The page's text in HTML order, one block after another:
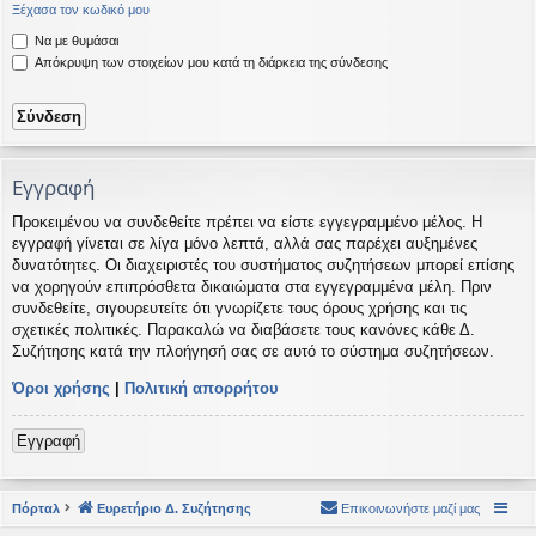
Ξέχασα τον κωδικό μου
Να με θυμάσαι
Απόκρυψη των στοιχείων μου κατά τη διάρκεια της σύνδεσης
Εγγραφή
Προκειμένου να συνδεθείτε πρέπει να είστε εγγεγραμμένο μέλος. Η
εγγραφή γίνεται σε λίγα μόνο λεπτά, αλλά σας παρέχει αυξημένες
δυνατότητες. Οι διαχειριστές του συστήματος συζητήσεων μπορεί επίσης
να χορηγούν επιπρόσθετα δικαιώματα στα εγγεγραμμένα μέλη. Πριν
συνδεθείτε, σιγουρευτείτε ότι γνωρίζετε τους όρους χρήσης και τις
σχετικές πολιτικές. Παρακαλώ να διαβάσετε τους κανόνες κάθε Δ.
Συζήτησης κατά την πλοήγησή σας σε αυτό το σύστημα συζητήσεων.
Όροι χρήσης | Πολιτική απορρήτου
Εγγραφή
Πόρταλ Ευρετήριο Δ. Συζήτησης Επικοινωνήστε μαζί μας